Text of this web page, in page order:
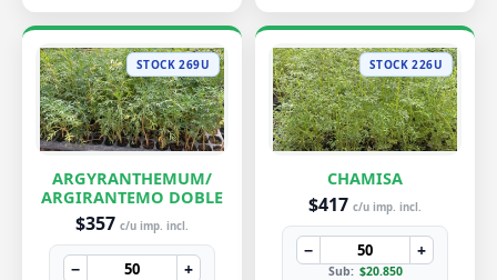
STOCK 269U
ARGYRANTHEMUM/
ARGIRANTEMO DOBLE
$357 c/u imp. incl.
− +
STOCK 226U
CHAMISA
$417 c/u imp. incl.
− +
Sub: $20.850